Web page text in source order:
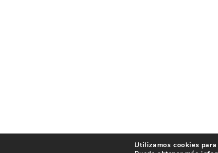
Utilizamos cookies